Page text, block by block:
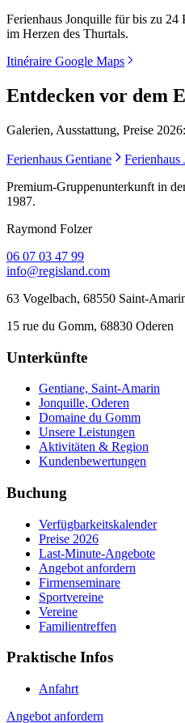
Ferienhaus Jonquille für bis zu 24
im Herzen des Thurtals.
Itinéraire Google Maps
Entdecken vor dem
Galerien, Ausstattung, Preise
Ferienhaus Gentiane Ferienhaus
Premium-Gruppenunterkunft in
1987.
Raymond Folzer
06 07 03 47 99
info@regisland.com
63 Vogelbach, 68550 Saint-
15 rue du Gomm, 68830 Oderen
Unterkünfte
Gentiane, Saint-Amarin
Jonquille, Oderen
Domaine du Gomm
Unsere Leistungen
Aktivitäten & Region
Kundenbewertungen
Buchung
Verfügbarkeitskalender
Preise 2026
Last-Minute-Angebote
Angebot anfordern
Firmenseminare
Sportvereine
Vereine
Familientreffen
Praktische Infos
Anfahrt
Angebot anfordern